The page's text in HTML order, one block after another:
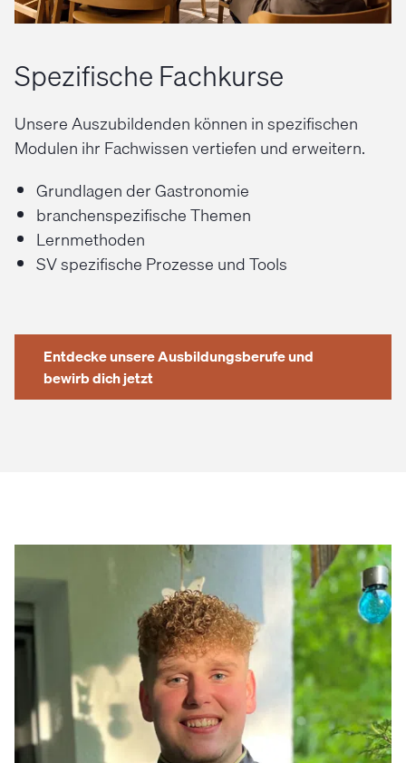
Spezifische Fachkurse
Unsere Auszubildenden können in spezifischen
Modulen ihr Fachwissen vertiefen und erweitern.
Grundlagen der Gastronomie
branchenspezifische Themen
Lernmethoden
SV spezifische Prozesse und Tools
Entdecke unsere Ausbildungsberufe und
bewirb dich jetzt